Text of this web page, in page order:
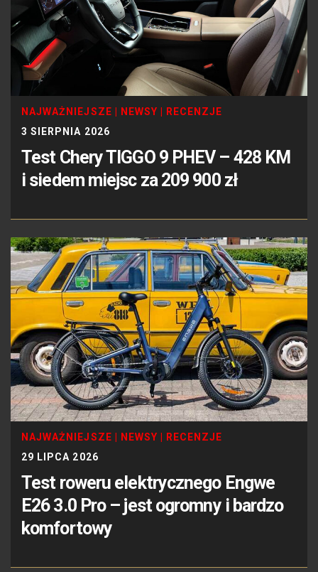
NAJWAŻNIEJSZE NEWSY
RECENZJE
3 SIERPNIA 2026
Test Chery TIGGO 9 PHEV – 428 KM
i siedem miejsc za 209 900 zł
NAJWAŻNIEJSZE NEWSY
RECENZJE
29 LIPCA 2026
Test roweru elektrycznego Engwe
E26 3.0 Pro – jest ogromny i bardzo
komfortowy